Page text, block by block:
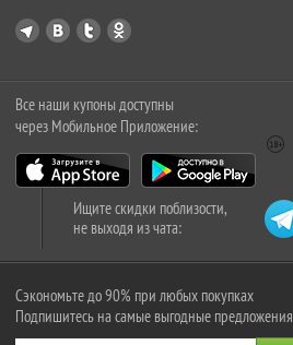
Все наши купоны доступны
через Мобильное Приложение:
Ищите скидки поблизости,
не выходя из чата:
Сэкономьте до 90% при любых покупках
Подпишитесь на самые выгодные предложения